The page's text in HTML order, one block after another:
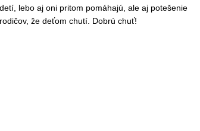
detí, lebo aj oni pritom pomáhajú, ale aj potešenie
rodičov, že deťom chutí. Dobrú chuť!